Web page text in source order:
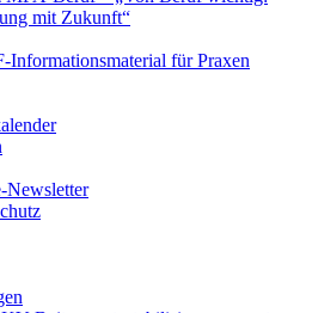
mit Zukunft“
Informationsmaterial für Praxen
Newsletter